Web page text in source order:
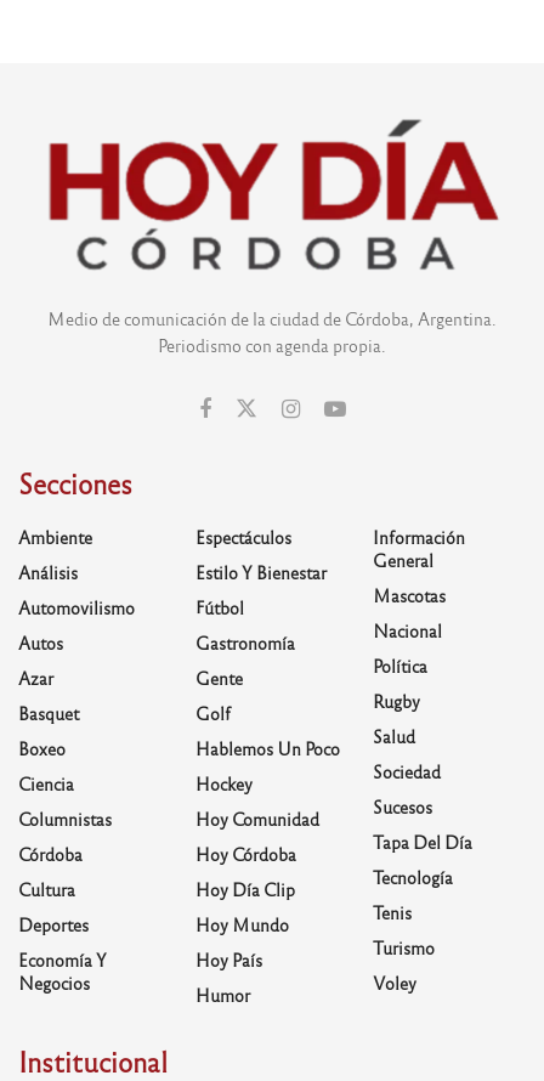
Medio de comunicación de la ciudad de Córdoba, Argentina.
Periodismo con agenda propia.
Secciones
Ambiente
Análisis
Automovilismo
Autos
Azar
Basquet
Boxeo
Ciencia
Columnistas
Córdoba
Cultura
Deportes
Economía Y
Negocios
Espectáculos
Estilo Y Bienestar
Fútbol
Gastronomía
Gente
Golf
Hablemos Un Poco
Hockey
Hoy Comunidad
Hoy Córdoba
Hoy Día Clip
Hoy Mundo
Hoy País
Humor
Información
General
Mascotas
Nacional
Política
Rugby
Salud
Sociedad
Sucesos
Tapa Del Día
Tecnología
Tenis
Turismo
Voley
Institucional